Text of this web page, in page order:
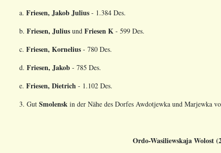
a. Friesen, Jakob Julius - 1.384 Des.
b. Friesen, Julius und Friesen K - 599 Des.
c. Friesen, Kornelius - 780 Des.
d. Friesen, Jakob - 785 Des.
e. Friesen, Dietrich - 1.102 Des.
3. Gut Smolensk in der Nähe des Dorfes Awdotjewka und Marjewka
Ordo-Wasiliewskaja Wolost (